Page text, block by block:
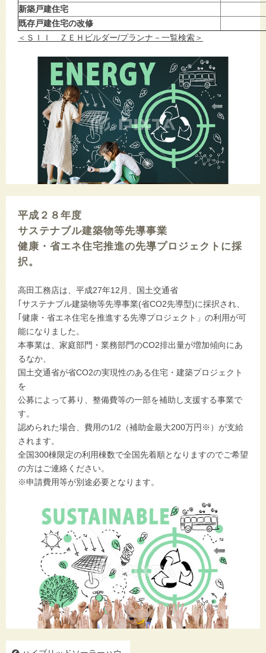
新築戸建住宅
既存戸建住宅の改修
＜ＳＩＩ ＺＥＨビルダー/プランナ－一覧検索＞
平成２８年度
サステナブル建築物等先導事業
健康・省エネ住宅推進の先導プロジェクトに採
択。
高田工務店は、平成27年12月、国土交通省
｢サステナブル建築物等先導事業(省CO2先導型)に採択され、
｢健康・省エネ住宅を推進する先導プロジェクト」の利用が可
能になりました。
本事業は、家庭部門・業務部門のCO2排出量が増加傾向にあ
るなか、
国土交通省が省CO2の実現性のある住宅・建築プロジェクト
を
公募によって募り、整備費等の一部を補助し支援する事業で
す。
認められた場合、費用の1/2（補助金最大200万円※）が支給
されます。
全国300棟限定の利用棟数で全国先着順となりますのでご希望
の方はご連絡ください。
※申請費用等が別途必要となります。